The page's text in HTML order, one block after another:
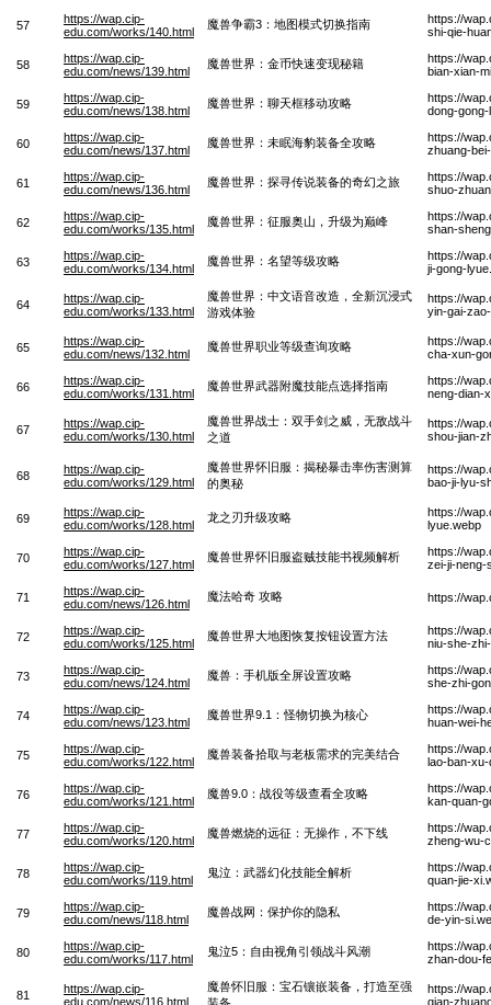
57
https://wap.cip-
edu.com/works/140.html
魔兽争霸3：地图模式切换指南
https://
shi-qie-
58
https://wap.cip-
edu.com/news/139.html
魔兽世界：金币快速变现秘籍
https://
bian-xian-
59
https://wap.cip-
edu.com/news/138.html
魔兽世界：聊天框移动攻略
https://
dong-
60
https://wap.cip-
edu.com/news/137.html
魔兽世界：未眠海豹装备全攻略
https://
zhuang-
61
https://wap.cip-
edu.com/news/136.html
魔兽世界：探寻传说装备的奇幻之旅
https://
shuo-
62
https://wap.cip-
edu.com/works/135.html
魔兽世界：征服奥山，升级为巅峰
https://
shan-
63
https://wap.cip-
edu.com/works/134.html
魔兽世界：名望等级攻略
https://
ji-gong-
64
https://wap.cip-
edu.com/works/133.html
魔兽世界：中文语音改造，全新沉浸式
游戏体验
https://
yin-gai-
65
https://wap.cip-
edu.com/news/132.html
魔兽世界职业等级查询攻略
https://
cha-xun-
66
https://wap.cip-
edu.com/works/131.html
魔兽世界武器附魔技能点选择指南
https://
neng-dian-
67
https://wap.cip-
edu.com/works/130.html
魔兽世界战士：双手剑之威，无敌战斗
之道
https://
shou-jian-
68
https://wap.cip-
edu.com/works/129.html
魔兽世界怀旧服：揭秘暴击率伤害测算
的奥秘
https://
bao-ji-lyu-
69
https://wap.cip-
edu.com/works/128.html
龙之刃升级攻略
https://
lyue.webp
70
https://wap.cip-
edu.com/works/127.html
魔兽世界怀旧服盗贼技能书视频解析
https://
zei-ji-neng-
71
https://wap.cip-
edu.com/news/126.html
魔法哈奇 攻略 https://
72
https://wap.cip-
edu.com/works/125.html
魔兽世界大地图恢复按钮设置方法
https://
niu-she-
73
https://wap.cip-
edu.com/news/124.html
魔兽：手机版全屏设置攻略
https://
she-zhi-
74
https://wap.cip-
edu.com/news/123.html
魔兽世界9.1：怪物切换为核心
https://
huan-wei-
75
https://wap.cip-
edu.com/works/122.html
魔兽装备拾取与老板需求的完美结合
https://
lao-ban-
76
https://wap.cip-
edu.com/works/121.html
魔兽9.0：战役等级查看全攻略
https://
kan-quan-
77
https://wap.cip-
edu.com/works/120.html
魔兽燃烧的远征：无操作，不下线
https://
zheng-wu-
78
https://wap.cip-
edu.com/works/119.html
鬼泣：武器幻化技能全解析
https://
quan-jie-
79
https://wap.cip-
edu.com/news/118.html
魔兽战网：保护你的隐私
https://
de-yin-
80
https://wap.cip-
edu.com/works/117.html
鬼泣5：自由视角引领战斗风潮
https://
zhan-dou-
81
https://wap.cip-
edu.com/news/116.html
魔兽怀旧服：宝石镶嵌装备，打造至强
https://
qian-